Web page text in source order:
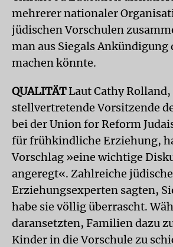
mehrerer nationaler
jüdischen Vorschulen
man aus Siegals Ankündigung
machen könnte.
QUALITÄTLaut Cathy Rolland,
stellvertretende Vorsitzende
bei der Union for Reform
für frühkindliche Erziehung,
Vorschlag »eine wichtige
angeregt«. Zahlreiche jüdische
Erziehungsexperten sagten,
habe sie völlig überrascht.
daransetzten, Familien dazu
Kinder in die Vorschule zu